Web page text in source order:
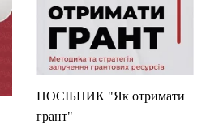
ПОСІБНИК "Як отримати
грант"